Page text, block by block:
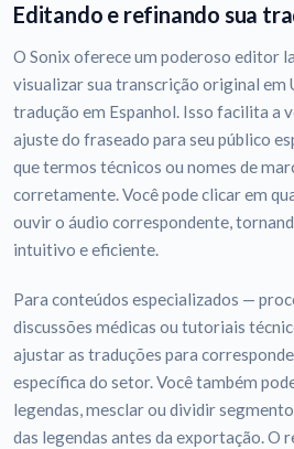
Editando e refinando sua
O Sonix oferece um poderoso editor
visualizar sua transcrição original em
tradução em Espanhol. Isso facilita a
ajuste do fraseado para seu público
que termos técnicos ou nomes de
corretamente. Você pode clicar em
ouvir o áudio correspondente,
intuitivo e eficiente.
Para conteúdos especializados —
discussões médicas ou tutoriais
ajustar as traduções para
específica do setor. Você também
legendas, mesclar ou dividir
das legendas antes da exportação. O